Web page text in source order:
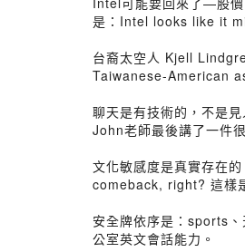
是：Intel looks like it
台裔太空人 Kjell
Taiwanese-American
聊天是有技術的，不是
John老師最後講了一件
文化敏感度是真實存在
comeback, right? 這樣
安全牌依序是：sports
公室英文會話能力。